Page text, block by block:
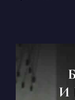
И